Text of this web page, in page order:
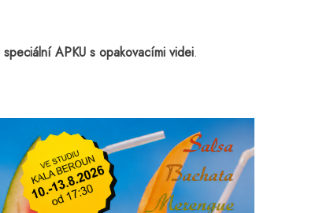
speciální APKU s opakovacími videi.